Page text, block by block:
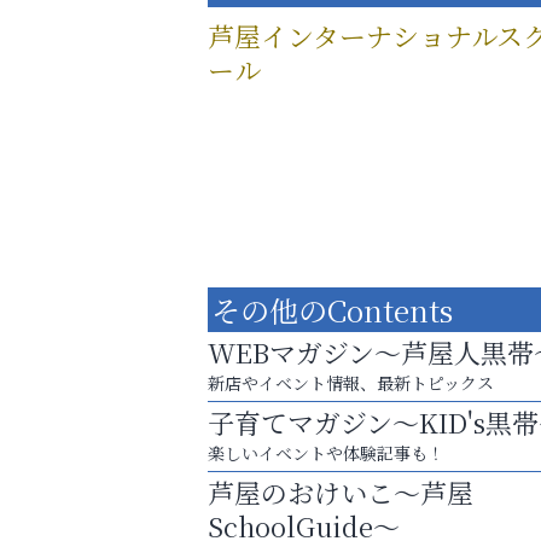
芦屋インターナショナルス
ール
「この学校に出会えて、本当によかった。
アテイン音楽教室
その他のContents
WEBマガジン～芦屋人黒帯
新店やイベント情報、最新トピックス
子育てマガジン～KID's黒
楽しいイベントや体験記事も！
芦屋のおけいこ～芦屋
SchoolGuide～